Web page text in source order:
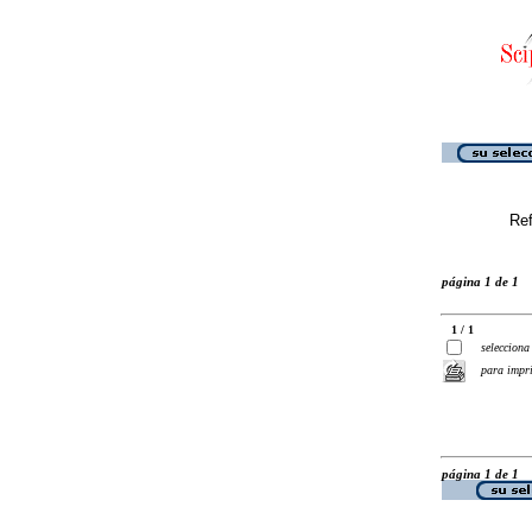
página 1 de 1
1 / 1
selecciona
para
página 1 de 1